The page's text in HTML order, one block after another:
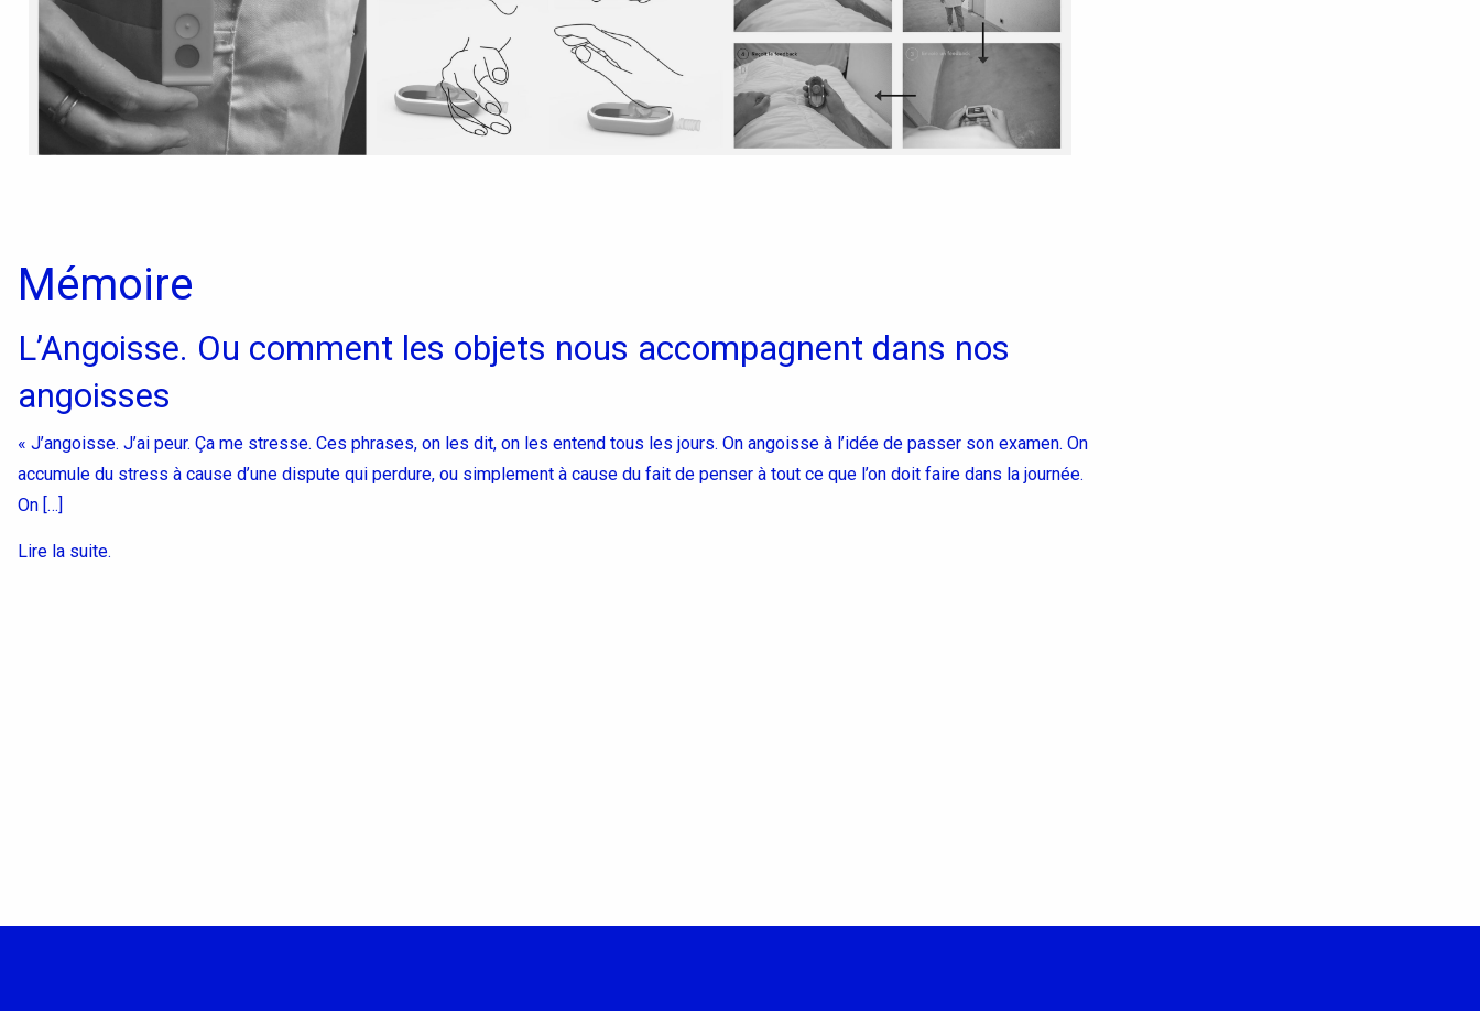
Mémoire
L’Angoisse. Ou comment les objets nous accompagnent dans nos
angoisses
« J’angoisse. J’ai peur. Ça me stresse. Ces phrases, on les dit, on les entend tous les jours. On angoisse à l’idée de passer son examen. On
accumule du stress à cause d’une dispute qui perdure, ou simplement à cause du fait de penser à tout ce que l’on doit faire dans la journée.
On […]
Lire la suite.